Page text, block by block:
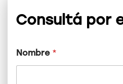
Consultá por
Nombre *